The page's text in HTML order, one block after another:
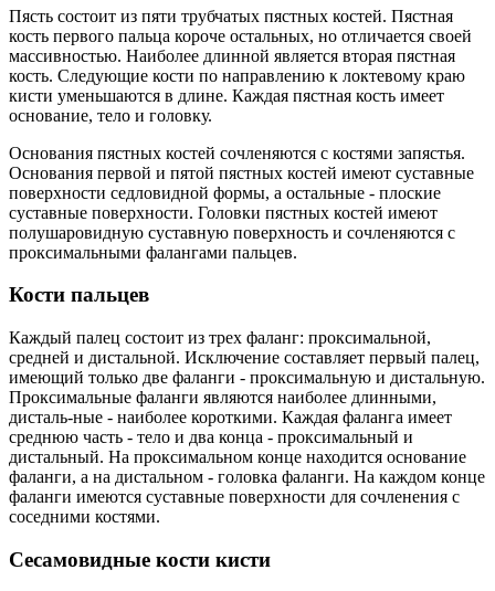
Пясть состоит из пяти трубчатых пястных костей. Пястная
кость первого пальца короче остальных, но отличается своей
массивностью. Наиболее длинной является вторая пястная
кость. Следующие кости по направлению к локтевому краю
кисти уменьшаются в длине. Каждая пястная кость имеет
основание, тело и головку.
Основания пястных костей сочленяются с костями запястья.
Основания первой и пятой пястных костей имеют суставные
поверхности седловидной формы, а остальные - плоские
суставные поверхности. Головки пястных костей имеют
полушаровидную суставную поверхность и сочленяются с
проксимальными фалангами пальцев.
Кости пальцев
Каждый палец состоит из трех фаланг: проксимальной,
средней и дистальной. Исключение составляет первый палец,
имеющий только две фаланги - проксимальную и дистальную.
Проксимальные фаланги являются наиболее длинными,
дисталь-ные - наиболее короткими. Каждая фаланга имеет
среднюю часть - тело и два конца - проксимальный и
дистальный. На проксимальном конце находится основание
фаланги, а на дистальном - головка фаланги. На каждом конце
фаланги имеются суставные поверхности для сочленения с
соседними костями.
Сесамовидные кости кисти